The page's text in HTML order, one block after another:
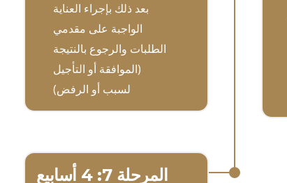
بعد ذلك بإجراء العناية
الواجبة على مقدمي
الطلبات والرجوع بالنتيجة
(الموافقة أو التأجيل
لسبب أو الرفض)
المرحلة 7: 4 أسابيع